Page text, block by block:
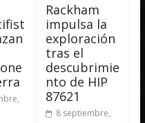
Rackham
impulsa la
exploración
tras el
descubrimie
nto de HIP
87621
8 septiembre,